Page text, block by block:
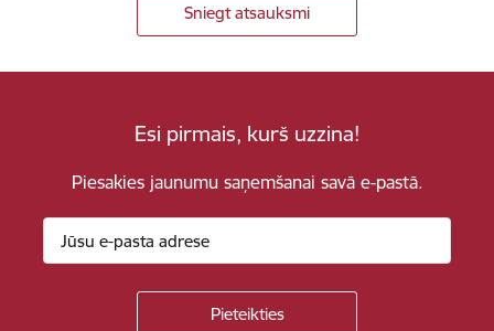
Sniegt atsauksmi
Esi pirmais, kurš uzzina!
Piesakies jaunumu saņemšanai savā e-pastā.